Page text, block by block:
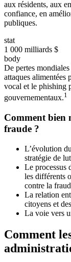
aux résidents, aux
confiance, en
publiques.
stat
1 000 milliards $
body
De pertes
attaques alimentées
vocal et le phishing
gouvernementaux.1
Comment bien
fraude ?
L’évolution
stratégie de
Le processus
les différents
contre la
La relation
citoyens et
La voie vers
Comment